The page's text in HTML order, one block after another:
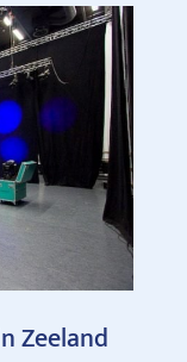
Zeeland